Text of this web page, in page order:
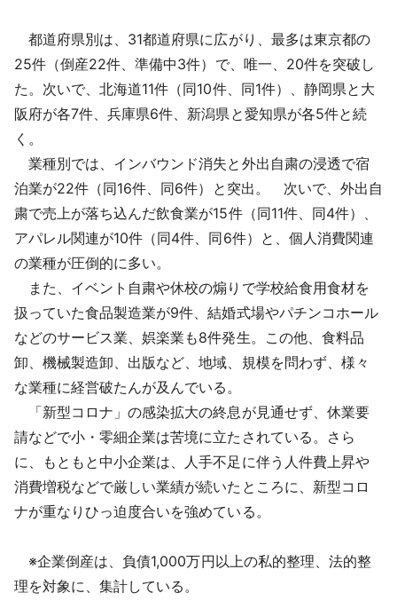
都道府県別は、31都道府県に広がり、最多は東京都の
25件（倒産22件、準備中3件）で、唯一、20件を突破し
た。次いで、北海道11件（同10件、同1件）、静岡県と大
阪府が各7件、兵庫県6件、新潟県と愛知県が各5件と続
く。
業種別では、インバウンド消失と外出自粛の浸透で宿
泊業が22件（同16件、同6件）と突出。 次いで、外出自
粛で売上が落ち込んだ飲食業が15件（同11件、同4件）、
アパレル関連が10件（同4件、同6件）と、個人消費関連
の業種が圧倒的に多い。
また、イベント自粛や休校の煽りで学校給食用食材を
扱っていた食品製造業が9件、結婚式場やパチンコホール
などのサービス業、娯楽業も8件発生。この他、食料品
卸、機械製造卸、出版など、地域、規模を問わず、様々
な業種に経営破たんが及んでいる。
「新型コロナ」の感染拡大の終息が見通せず、休業要
請などで小・零細企業は苦境に立たされている。さら
に、もともと中小企業は、人手不足に伴う人件費上昇や
消費増税などで厳しい業績が続いたところに、新型コロ
ナが重なりひっ迫度合いを強めている。
※企業倒産は、負債1,000万円以上の私的整理、法的整
理を対象に、集計している。